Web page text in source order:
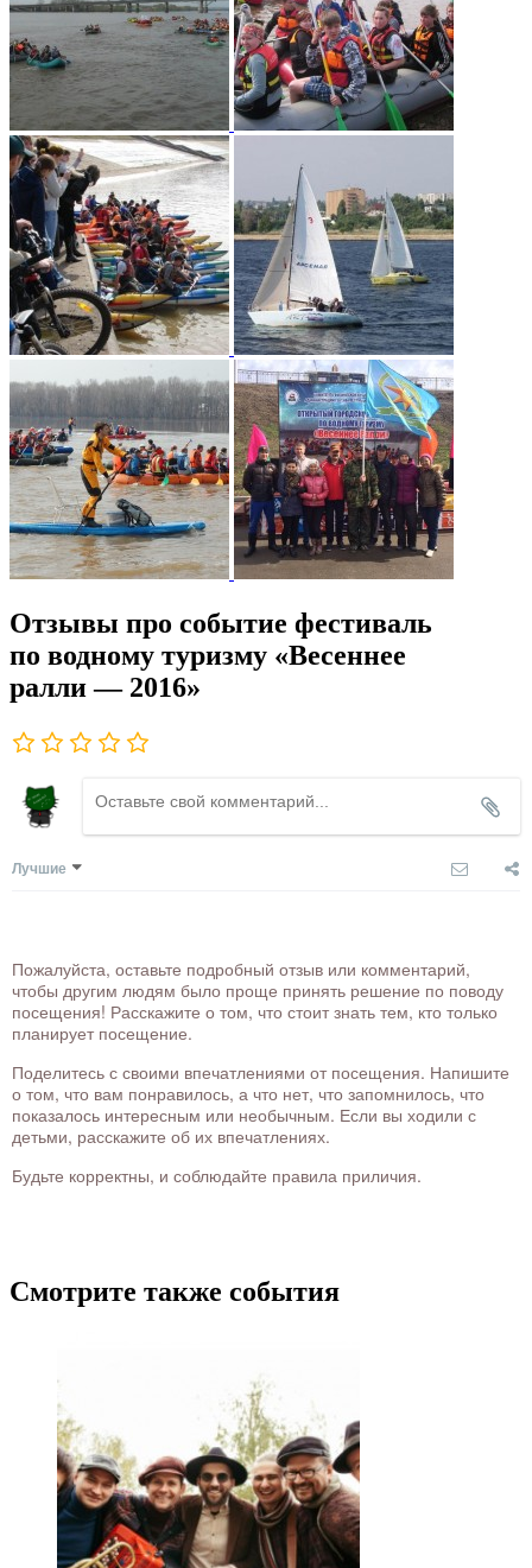
Отзывы про событие фестиваль
по водному туризму «Весеннее
ралли — 2016»
Лучшие
Пожалуйста, оставьте подробный отзыв или комментарий,
чтобы другим людям было проще принять решение по поводу
посещения! Расскажите о том, что стоит знать тем, кто только
планирует посещение.
Поделитесь с своими впечатлениями от посещения. Напишите
о том, что вам понравилось, а что нет, что запомнилось, что
показалось интересным или необычным. Если вы ходили с
детьми, расскажите об их впечатлениях.
Будьте корректны, и соблюдайте правила приличия.
Смотрите также события